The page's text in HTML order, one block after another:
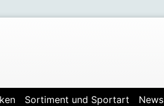
Sortiment und Sportart News